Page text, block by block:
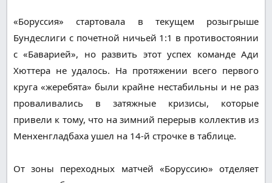
«Боруссия» стартовала в текущем розыгрыше
Бундеслиги с почетной ничьей 1:1 в противостоянии
с «Баварией», но развить этот успех команде Ади
Хюттера не удалось. На протяжении всего первого
круга «жеребята» были крайне нестабильны и не раз
проваливались в затяжные кризисы, которые
привели к тому, что на зимний перерыв коллектив из
Менхенгладбаха ушел на 14-й строчке в таблице.
От зоны переходных матчей «Боруссию» отделяет